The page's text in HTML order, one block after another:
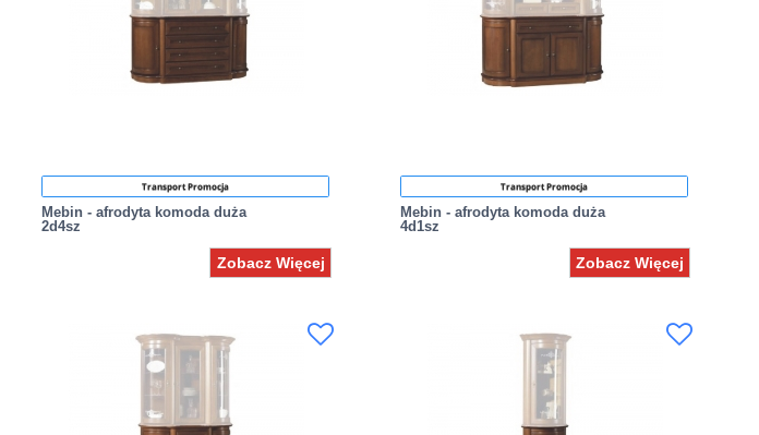
Transport Promocja
Mebin - afrodyta komoda duża
2d4sz
Zobacz Więcej
Transport Promocja
Mebin - afrodyta komoda duża
4d1sz
Zobacz Więcej